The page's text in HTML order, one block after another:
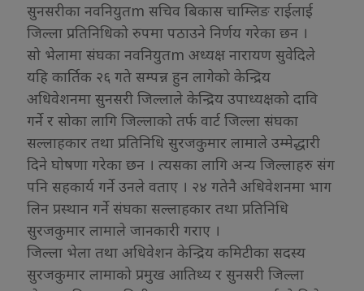
सुनसरीका नवनियुतm सचिव बिकास चाम्लिङ राईलाई
जिल्ला प्रतिनिधिको रुपमा पठाउने निर्णय गरेका छन ।
सो भेलामा संघका नवनियुतm अध्यक्ष नारायण सुवेदिले
यहि कार्तिक २६ गते सम्पन्न हुन लागेको केन्द्रिय
अधिवेशनमा सुनसरी जिल्लाले केन्द्रिय उपाध्यक्षको दावि
गर्ने र सोका लागि जिल्लाको तर्फ वार्ट जिल्ला संघका
सल्लाहकार तथा प्रतिनिधि सुरजकुमार लामाले उम्मेद्धारी
दिने घोषणा गरेका छन । त्यसका लागि अन्य जिल्लाहरु संग
पनि सहकार्य गर्ने उनले वताए । २४ गतेनै अधिवेशनमा भाग
लिन प्रस्थान गर्ने संघका सल्लाहकार तथा प्रतिनिधि
सुरजकुमार लामाले जानकारी गराए ।
जिल्ला भेला तथा अधिवेशन केन्द्रिय कमिटीका सदस्य
सुरजकुमार लामाको प्रमुख आतिथ्य र सुनसरी जिल्ला